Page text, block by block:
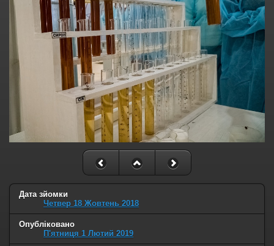
Дата зйомки
Четвер 18 Жовтень 2018
Опубліковано
П'ятниця 1 Лютий 2019